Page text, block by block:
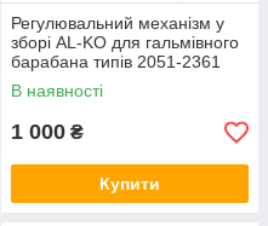
Регулювальний механізм у
зборі AL-KO для гальмівного
барабана типів 2051-2361
(10018496-10018495-
10021495) 1060001
В наявності
1 000 ₴
Купити